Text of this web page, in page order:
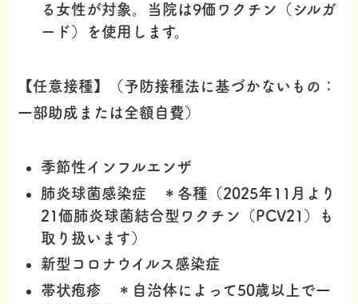
る女性が対象。当院は9価ワクチン（シルガ
ード）を使用します。
【任意接種】（予防接種法に基づかないもの：
一部助成または全額自費）
季節性インフルエンザ
肺炎球菌感染症 ＊各種（2025年11月より
21価肺炎球菌結合型ワクチン（PCV21）も
取り扱います）
新型コロナウイルス感染症
帯状疱疹 ＊自治体によって50歳以上 で一